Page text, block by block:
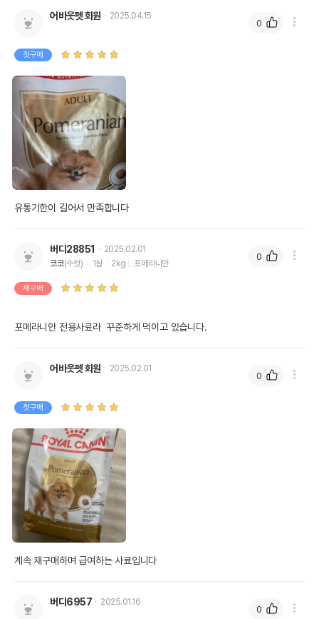
어바웃펫 회원 2025.04.15
첫구매
유통기한이 길어서 만족합니다
0
버디28851
2025.02.01
코코(수컷) 1살 2kg 포메라니안
재구매
포메라니안 전용사료라  꾸준하게 먹이고 있습니다.
0
어바웃펫 회원 2025.02.01
첫구매
계속 재구매하며 급여하는 사료입니다
0
버디6957 2025.01.16
0